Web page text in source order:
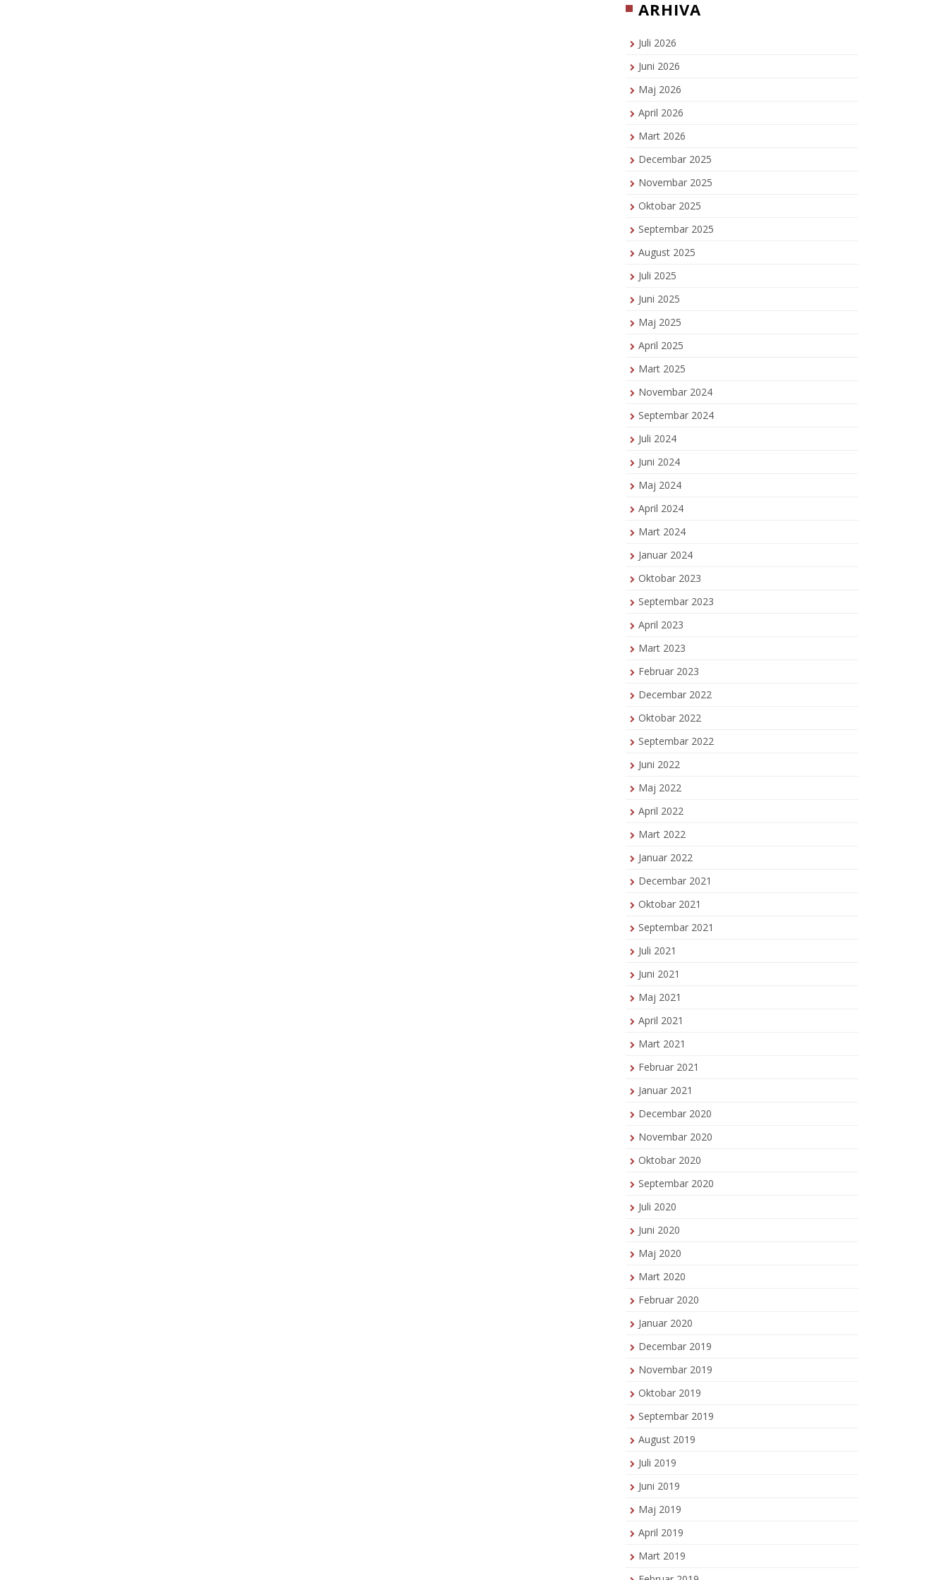
ARHIVA
Juli 2026
Juni 2026
Maj 2026
April 2026
Mart 2026
Decembar 2025
Novembar 2025
Oktobar 2025
Septembar 2025
August 2025
Juli 2025
Juni 2025
Maj 2025
April 2025
Mart 2025
Novembar 2024
Septembar 2024
Juli 2024
Juni 2024
Maj 2024
April 2024
Mart 2024
Januar 2024
Oktobar 2023
Septembar 2023
April 2023
Mart 2023
Februar 2023
Decembar 2022
Oktobar 2022
Septembar 2022
Juni 2022
Maj 2022
April 2022
Mart 2022
Januar 2022
Decembar 2021
Oktobar 2021
Septembar 2021
Juli 2021
Juni 2021
Maj 2021
April 2021
Mart 2021
Februar 2021
Januar 2021
Decembar 2020
Novembar 2020
Oktobar 2020
Septembar 2020
Juli 2020
Juni 2020
Maj 2020
Mart 2020
Februar 2020
Januar 2020
Decembar 2019
Novembar 2019
Oktobar 2019
Septembar 2019
August 2019
Juli 2019
Juni 2019
Maj 2019
April 2019
Mart 2019